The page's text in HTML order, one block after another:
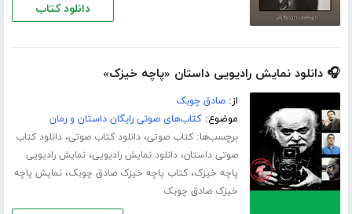
دانلود کتاب
🎧 دانلود نمایش رادیویی داستان «پاچه خیزک»
از:صادق چوبک
موضوع:کتاب‌های صوتی رایگان داستان و رمان
برچسب‌ها:کتاب صوتی،دانلود کتاب صوتی،دانلود کتاب
صوتی داستان،دانلود نمایش رادیویی،نمایش رادیویی
پاچه خیزک،کتاب پاچه خیزک صادق چوبک،نمایش پاچه
خیزک صادق چوبک